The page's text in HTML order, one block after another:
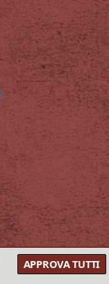
APPROVA TUTTI
Credits